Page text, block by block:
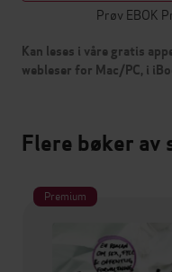
Prøv EBOK
Kan leses i våre gratis
webleser for Mac/PC, i
Flere bøker
Premium